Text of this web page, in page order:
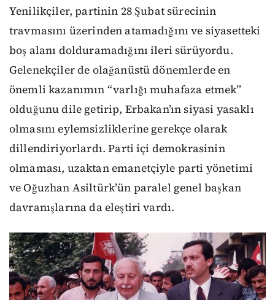
Yenilikçiler, partinin 28 Şubat sürecinin
travmasını üzerinden atamadığını ve siyasetteki
boş alanı dolduramadığını ileri sürüyordu.
Gelenekçiler de olağanüstü dönemlerde en
önemli kazanımın “varlığı muhafaza etmek”
olduğunu dile getirip, Erbakan’ın siyasi yasaklı
olmasını eylemsizliklerine gerekçe olarak
dillendiriyorlardı. Parti içi demokrasinin
olmaması, uzaktan emanetçiyle parti yönetimi
ve Oğuzhan Asiltürk’ün paralel genel başkan
davranışlarına da eleştiri vardı.